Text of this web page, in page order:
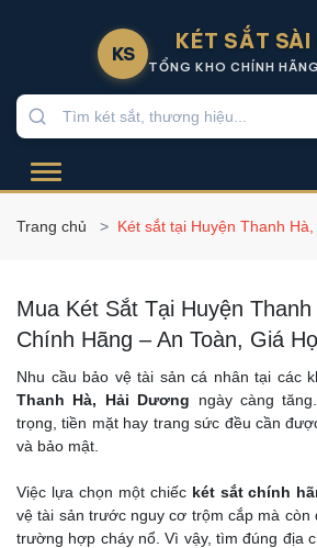
KS KÉT SẮT SÀI
TỔNG KHO CHÍNH
Trang chủ Két sắt tại Huyện Thanh
Mua Két Sắt Tại Huyện
Chính Hãng – An Toàn, Giá
Nhu cầu bảo vệ tài sản cá nhân tại các
Thanh Hà, Hải Dương ngày càng
trọng, tiền mặt hay trang sức đều cần
và bảo mật.
Việc lựa chọn một chiếc két sắt chính
vệ tài sản trước nguy cơ trộm cắp mà còn
trường hợp cháy nổ. Vì vậy, tìm đúng địa